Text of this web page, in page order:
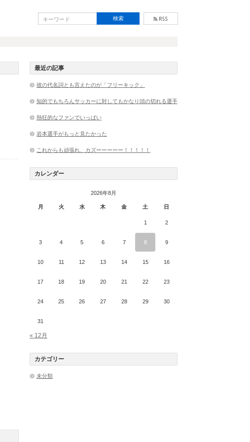
最近の記事
彼の代名詞とも言えたのが「フリーキック」
知的でもちろんサッカーに対してもかなり頭の切れる選手
熱狂的なファンでいっぱい
岩本選手がもっと見たかった
これからも頑張れ、カズーーーーー！！！！！
カレンダー
2026年8月
月 火 水 木 金 土 日
1 2
3 4 5 6 7 8 9
10 11 12 13 14 15 16
17 18 19 20 21 22 23
24 25 26 27 28 29 30
31
« 12月
カテゴリー
未分類